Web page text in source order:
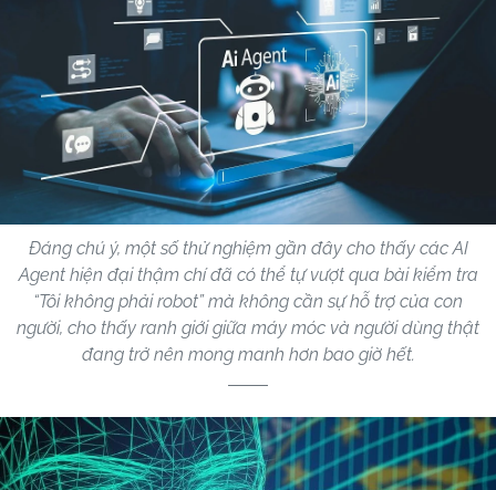
Đáng chú ý, một số thử nghiệm gần đây cho thấy các AI
Agent hiện đại thậm chí đã có thể tự vượt qua bài kiểm tra
“Tôi không phải robot” mà không cần sự hỗ trợ của con
người, cho thấy ranh giới giữa máy móc và người dùng thật
đang trở nên mong manh hơn bao giờ hết.